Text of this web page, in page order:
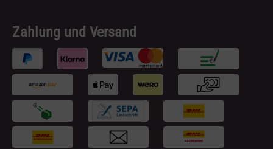
Zahlung und Versand